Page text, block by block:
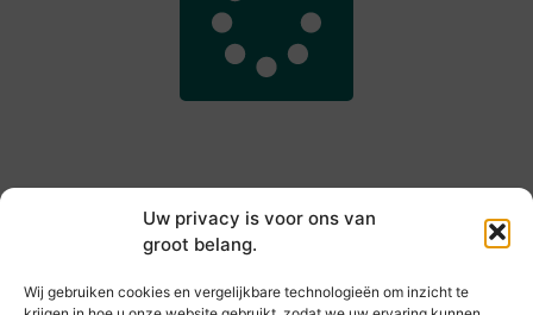
Uw privacy is voor ons van
groot belang.
Wij gebruiken cookies en vergelijkbare technologieën om inzicht te